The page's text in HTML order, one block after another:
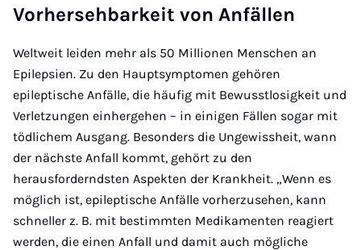
Vorhersehbarkeit von Anfällen
Weltweit leiden mehr als 50 Millionen Menschen an
Epilepsien. Zu den Hauptsymptomen gehören
epileptische Anfälle, die häufig mit Bewusstlosigkeit und
Verletzungen einhergehen – in einigen Fällen sogar mit
tödlichem Ausgang. Besonders die Ungewissheit, wann
der nächste Anfall kommt, gehört zu den
herausforderndsten Aspekten der Krankheit. „Wenn es
möglich ist, epileptische Anfälle vorherzusehen, kann
schneller z. B. mit bestimmten Medikamenten reagiert
werden, die einen Anfall und damit auch mögliche